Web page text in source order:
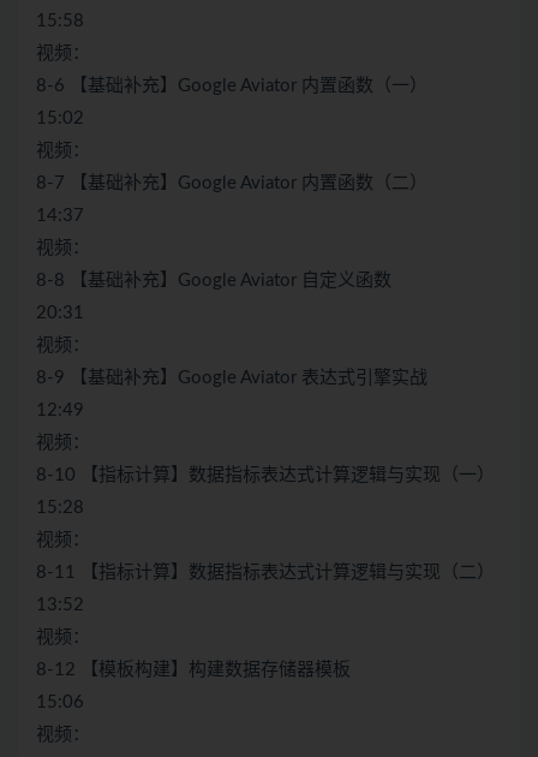
15:58
视频：
8-6 【基础补充】Google Aviator 内置函数（一）
15:02
视频：
8-7 【基础补充】Google Aviator 内置函数（二）
14:37
视频：
8-8 【基础补充】Google Aviator 自定义函数
20:31
视频：
8-9 【基础补充】Google Aviator 表达式引擎实战
12:49
视频：
8-10 【指标计算】数据指标表达式计算逻辑与实现（一）
15:28
视频：
8-11 【指标计算】数据指标表达式计算逻辑与实现（二）
13:52
视频：
8-12 【模板构建】构建数据存储器模板
15:06
视频：